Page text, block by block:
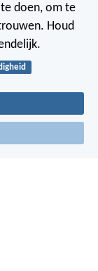
doen, om te
Houd